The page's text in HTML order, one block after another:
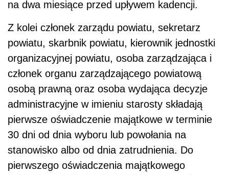
na dwa miesiące przed upływem kadencji.
Z kolei członek zarządu powiatu, sekretarz
powiatu, skarbnik powiatu, kierownik jednostki
organizacyjnej powiatu, osoba zarządzająca i
członek organu zarządzającego powiatową
osobą prawną oraz osoba wydająca decyzje
administracyjne w imieniu starosty składają
pierwsze oświadczenie majątkowe w terminie
30 dni od dnia wyboru lub powołania na
stanowisko albo od dnia zatrudnienia. Do
pierwszego oświadczenia majątkowego